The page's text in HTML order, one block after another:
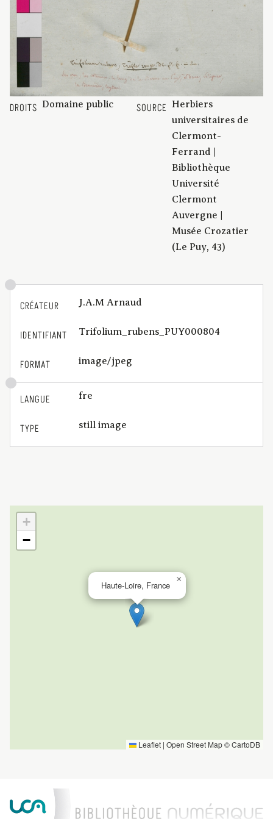
DROITS Domaine public SOURCE
Herbiers
universitaires de
Clermont-
Ferrand |
Bibliothèque
Université
Clermont
Auvergne |
Musée Crozatier
(Le Puy, 43)
CRÉATEUR J.A.M Arnaud
IDENTIFIANT Trifolium_rubens_PUY000804
FORMAT image/jpeg
LANGUE fre
TYPE still image
Haute-Loire, France
×
+
−
Leaflet | Open Street Map ©CartoDB